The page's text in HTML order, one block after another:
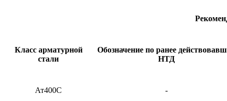
Класс арматурной
стали
Обозначение по ранее
НТД
Ат400С -